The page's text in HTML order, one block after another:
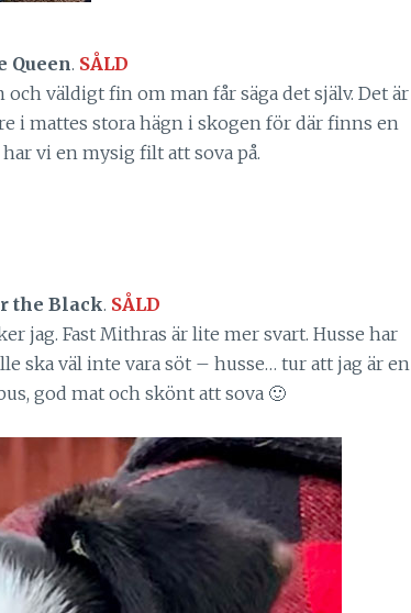
Queen. SÅLD
väldigt fin om man får säga det själv. Det är
i mattes stora hägn i skogen för där finns en
vi en mysig filt att sova på.
the Black. SÅLD
jag. Fast Mithras är lite mer svart. Husse har
ska väl inte vara söt – husse… tur att jag är en
god mat och skönt att sova 🙂